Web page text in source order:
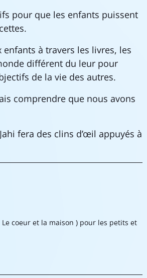
pour que les enfants puissent
à travers les livres, les
différent du leur pour
de la vie des autres.
comprendre que nous avons
fera des clins d’œil appuyés à
coeur et la maison ) pour les petits et